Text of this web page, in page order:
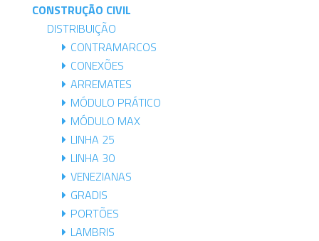
CONSTRUÇÃO CIVIL
DISTRIBUIÇÃO
CONTRAMARCOS
CONEXÕES
ARREMATES
MÓDULO PRÁTICO
MÓDULO MAX
LINHA 25
LINHA 30
VENEZIANAS
GRADIS
PORTÕES
LAMBRIS